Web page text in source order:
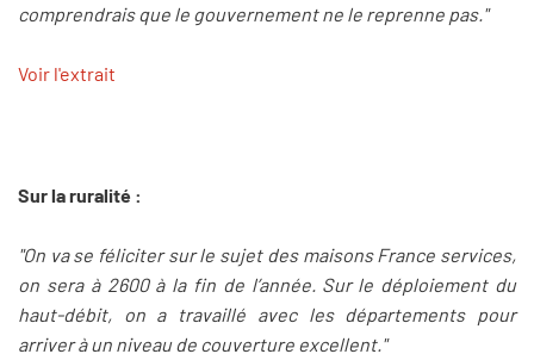
comprendrais que le gouvernement ne le reprenne pas."
Voir l'extrait
Sur la ruralité :
"On va se féliciter sur le sujet des maisons France services,
on sera à 2600 à la fin de l’année. Sur le déploiement du
haut-débit, on a travaillé avec les départements pour
arriver à un niveau de couverture excellent."